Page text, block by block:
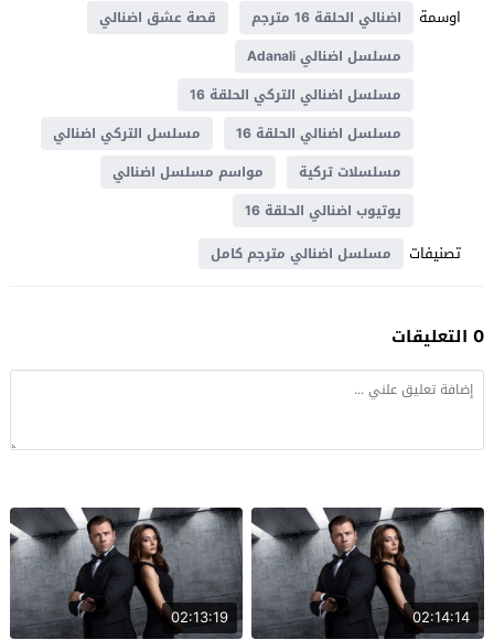
اوسمة
اضنالي الحلقة 16 مترجم
قصة عشق اضنالي
مسلسل اضنالي Adanali
مسلسل اضنالي التركي الحلقة 16
مسلسل اضنالي الحلقة 16
مسلسل التركي اضنالي
مسلسلات تركية
مواسم مسلسل اضنالي
يوتيوب اضنالي الحلقة 16
تصنيفات مسلسل اضنالي مترجم كامل
0 التعليقات
02:14:14
02:13:19